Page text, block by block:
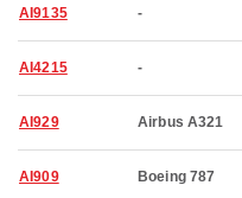
AI9135 -
AI4215 -
AI929 Airbus A321
AI909 Boeing 787